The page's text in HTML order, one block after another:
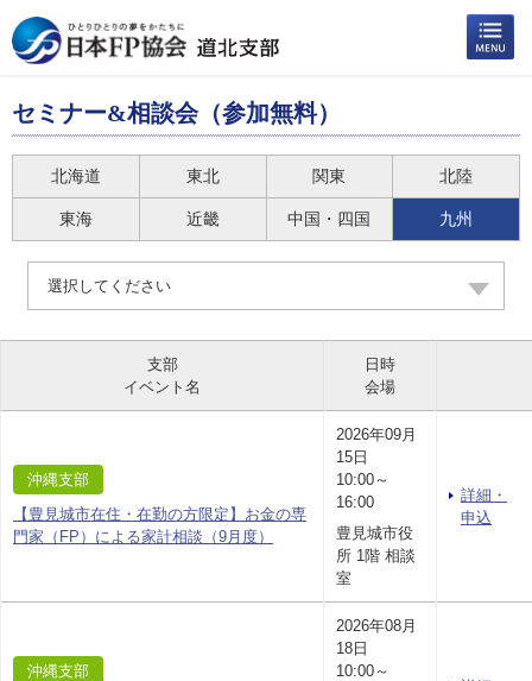
セミナー&相談会（参加無料）
北海道 東北 関東 北陸
東海 近畿 中国・四国 九州
選択してください
支部
イベント名
日時
会場
沖縄支部
【豊見城市在住・在勤の方限定】お金の専
門家（FP）による家計相談（9月度）
2026年09月
15日
10:00～
16:00
豊見城市役
所 1階 相談
室
詳細・
申込
沖縄支部
2026年08月
18日
10:00～